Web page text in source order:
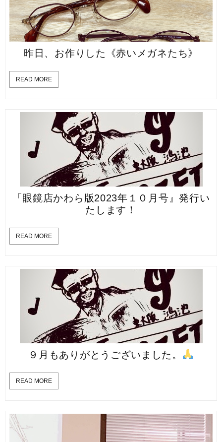
昨日、お作りした《赤いメガネたち》
READ MORE
「眼鏡店かわら版2023年１０月号』発行い
たします！
READ MORE
９月もありがとうございました。
READ MORE